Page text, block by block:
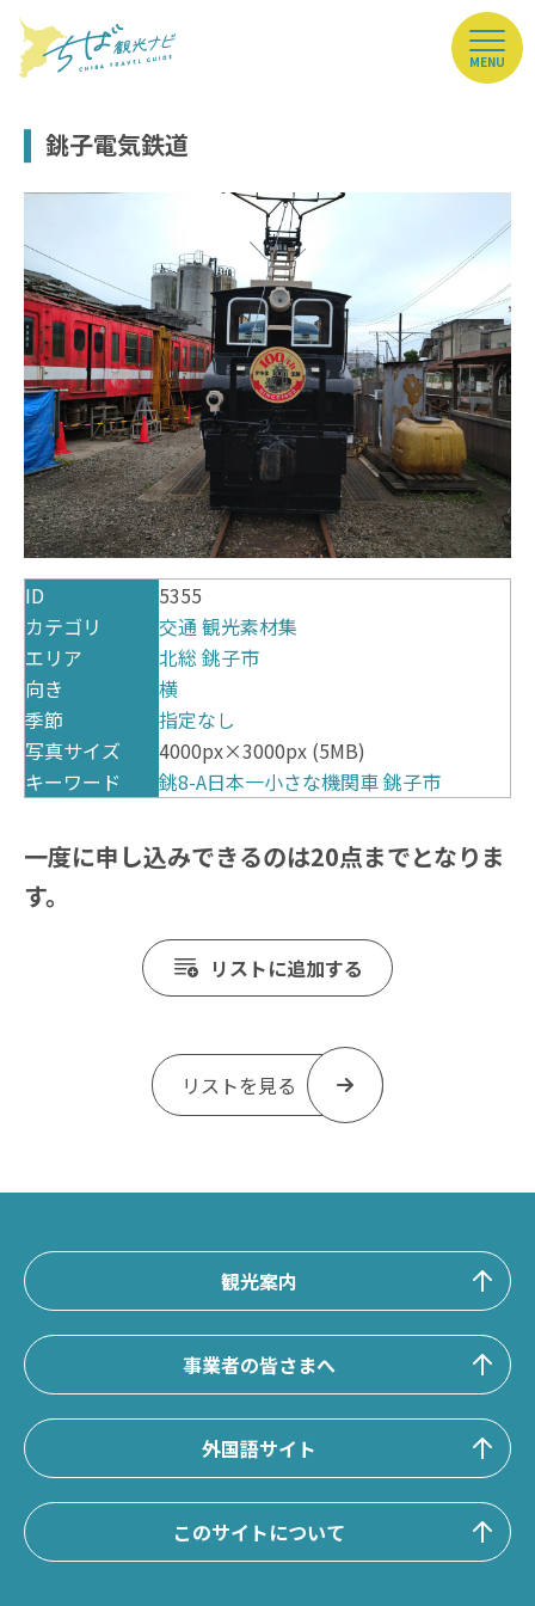
MENU
銚子電気鉄道
ID
5355
カテゴリ
交通 観光素材集
エリア
北総 銚子市
向き
横
季節
指定なし
写真サイズ
4000px×3000px (5MB)
キーワード
銚8-A日本一小さな機関車銚子市
一度に申し込みできるのは20点までとなりま
す。
リストに追加する
リストを見る
観光案内
事業者の皆さまへ
外国語サイト
このサイトについて